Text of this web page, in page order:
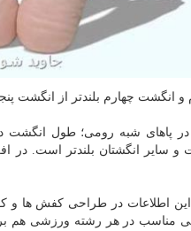
انگشت چهارم بلندتر از انگشت
در پاهای شبه رومی؛ طول
انگشتان بلندتر است. در
اطلاعات در طراحی کفش ها و
مناسب در هر رشته ورزشی هم